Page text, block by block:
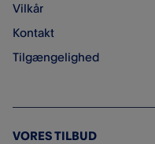
Vilkår
Kontakt
Tilgængelighed
VORES TILBUD